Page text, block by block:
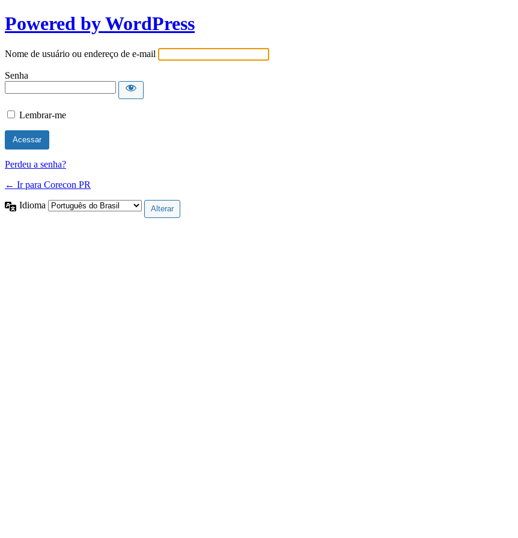
Powered by WordPress
Nome de usuário ou endereço de e-mail
Senha
Lembrar-me
Perdeu a senha?
← Ir para Corecon PR
Idioma